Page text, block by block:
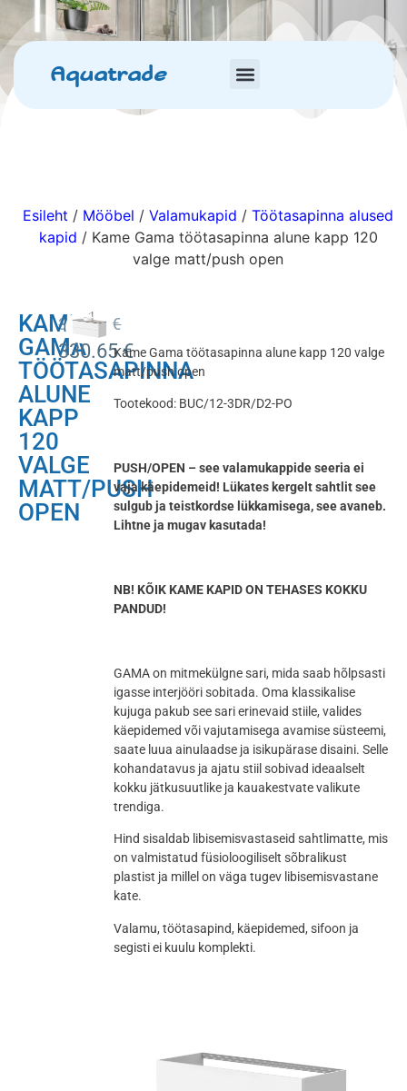
Aquatrade
Esileht / Mööbel / Valamukapid / Töötasapinna alused
kapid / Kame Gama töötasapinna alune kapp 120
valge matt/push open
KAME
GAMA
TÖÖTASAPINNA
ALUNE
KAPP
120
VALGE
MATT/PUSH
OPEN
389.00 €
330.65€
Kame Gama töötasapinna alune kapp 120 valge
matt/push open
Tootekood: BUC/12-3DR/D2-PO
PUSH/OPEN – see valamukappide seeria ei
vaja käepidemeid! Lükates kergelt sahtlit see
sulgub ja teistkordse lükkamisega, see avaneb.
Lihtne ja mugav kasutada!
NB! KÕIK KAME KAPID ON TEHASES KOKKU
PANDUD!
GAMA on mitmekülgne sari, mida saab hõlpsasti
igasse interjööri sobitada. Oma klassikalise
kujuga pakub see sari erinevaid stiile, valides
käepidemed või vajutamisega avamise süsteemi,
saate luua ainulaadse ja isikupärase disaini. Selle
kohandatavus ja ajatu stiil sobivad ideaalselt
kokku jätkusuutlike ja kauakestvate valikute
trendiga.
Hind sisaldab libisemisvastaseid sahtlimatte, mis
on valmistatud füsioloogiliselt sõbralikust
plastist ja millel on väga tugev libisemisvastane
kate.
Valamu, töötasapind, käepidemed, sifoon ja
segisti ei kuulu komplekti.